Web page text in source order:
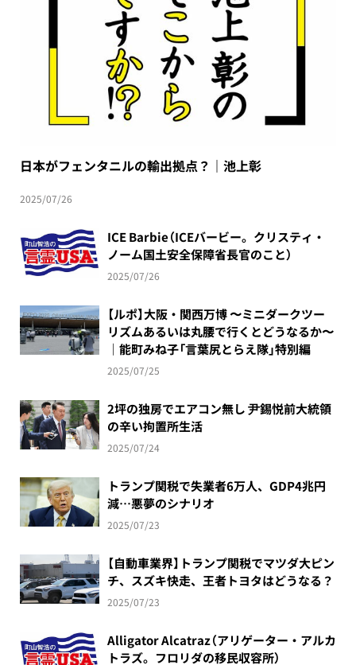
日本がフェンタニルの輸出拠点？｜池上彰
2025/07/26
ICE Barbie（ICEバービー。クリスティ・
ノーム国土安全保障省長官のこと）
2025/07/26
【ルポ】大阪・関西万博 〜ミニダークツー
リズムあるいは丸腰で行くとどうなるか〜
｜能町みね子「言葉尻とらえ隊」特別編
2025/07/25
2坪の独房でエアコン無し 尹錫悦前大統領
の辛い拘置所生活
2025/07/24
トランプ関税で失業者6万人、GDP4兆円
減…悪夢のシナリオ
2025/07/23
【自動車業界】トランプ関税でマツダ大ピン
チ、スズキ快走、王者トヨタはどうなる？
2025/07/23
Alligator Alcatraz（アリゲーター・アルカ
トラズ。フロリダの移民収容所）